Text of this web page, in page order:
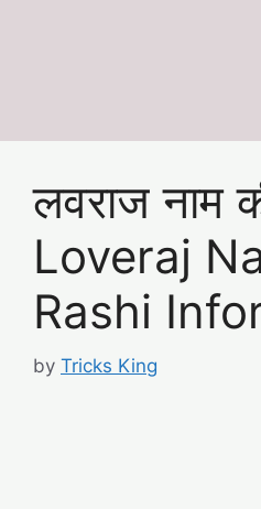
लवराज नाम
Loveraj
Rashi
by Tricks King